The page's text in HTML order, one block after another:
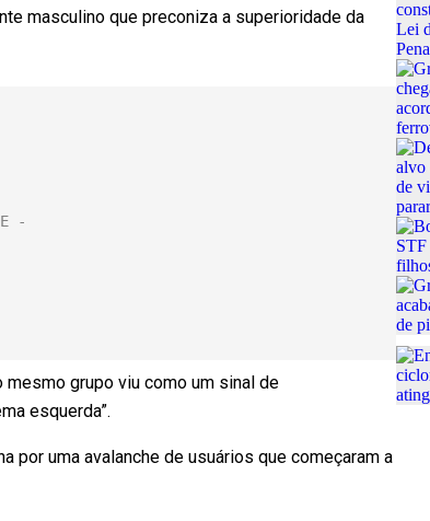
masculino que preconiza a superioridade da
mesmo grupo viu como um sinal de
esquerda”.
por uma avalanche de usuários que começaram a